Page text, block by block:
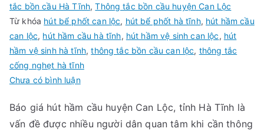
tắc bồn cầu Hà Tĩnh,Thông tắc bồn cầu huyện Can Lộc
Từ khóa hút bể phốt can lộc, hút bể phốt hà tĩnh, hút hầm cầu
can lộc, hút hầm cầu hà tĩnh, hút hầm vệ sinh can lộc, hút
hầm vệ sinh hà tĩnh,thông tắc bồn cầu can lộc, thông tắc
cống nghẹt hà tĩnh
Chưa có bình luậntrong
giá
hút
Báo giá hút hầm cầu huyện Can Lộc, tỉnh Hà Tĩnh là
vấn đề được nhiều người dân quan tâm khi cần thông